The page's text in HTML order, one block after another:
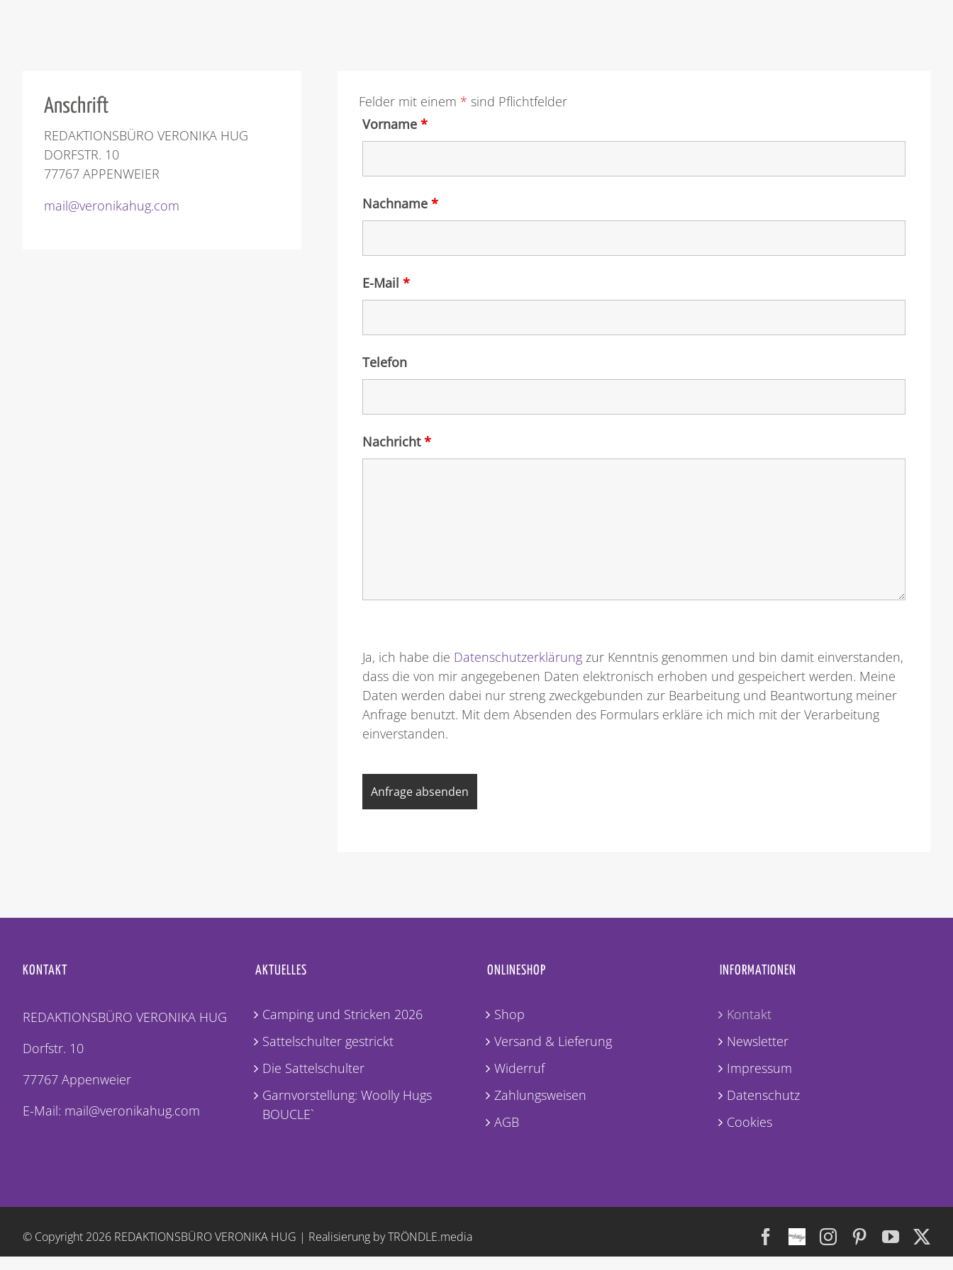
Anschrift
REDAKTIONSBÜRO VERONIKA HUG
DORFSTR. 10
77767 APPENWEIER
mail@veronikahug.com
Felder mit einem * sind Pflichtfelder
Vorname *
Nachname *
E-Mail *
Telefon
Nachricht*
Ja, ich habe die Datenschutzerklärungzur Kenntnis genommen und bin damit einverstanden,
dass die von mir angegebenen Daten elektronisch erhoben und gespeichert werden. Meine
Daten werden dabei nur streng zweckgebunden zur Bearbeitung und Beantwortung meiner
Anfrage benutzt. Mit dem Absenden des Formulars erkläre ich mich mit der Verarbeitung
einverstanden.
KONTAKT
REDAKTIONSBÜRO VERONIKA HUG
Dorfstr. 10
77767 Appenweier
E-Mail: mail@veronikahug.com
AKTUELLES
Camping und Stricken 2026
Sattelschulter gestrickt
Die Sattelschulter
Garnvorstellung: Woolly Hugs
BOUCLE`
ONLINESHOP
Shop
Versand & Lieferung
Widerruf
Zahlungsweisen
AGB
INFORMATIONEN
Kontakt
Newsletter
Impressum
Datenschutz
Cookies
© Copyright 2026 REDAKTIONSBÜRO VERONIKA HUG | Realisierung by TRÖNDLE.media
Facebook
Facebook
Instagram
PinterestYouTube
X